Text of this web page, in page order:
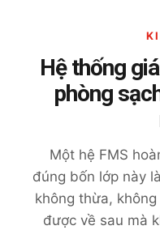
Hệ thống
phòng
Một hệ FMS
đúng bốn lớp này
không thừa,
được về sau mà